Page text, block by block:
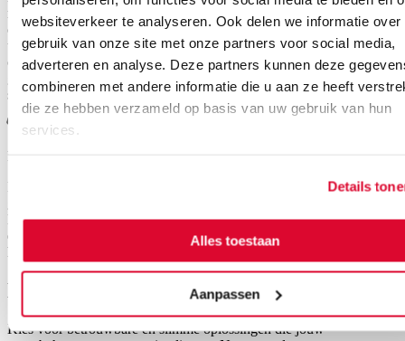
websiteverkeer te analyseren. Ook delen we informatie over
gebruik van onze site met onze partners voor social media,
adverteren en analyse. Deze partners kunnen deze
combineren met andere informatie die u aan ze heeft
die ze hebben verzameld op basis van uw gebruik van hun
services.
Details
Alles toestaan
Aanpassen
maar een absolute noodzaak. Werken op een booreiland,
constructieschip, kraanschip of productieplatform brengt unieke
uitdagingen met zich mee. Je bent afhankelijk van systemen die,
ongeacht de omstandigheden, moeten blijven presteren. Denk aan
gecertificeerde, robuuste voedingssystemen en besturingspanelen die
speciaal zijn ontworpen voor jouw specifieke omgeving.
Food
In de voedingsmiddelenindustrie zijn hygiëne en betrouwbaarheid
De strikte eisen binnen deze sector vereisen systemen die niet alleen
efficiënt werken, maar ook voldoen aan de hoogste
hygiënestandaarden.
Neem
Kies voor betrouwbare en slimme oplossingen die jouw